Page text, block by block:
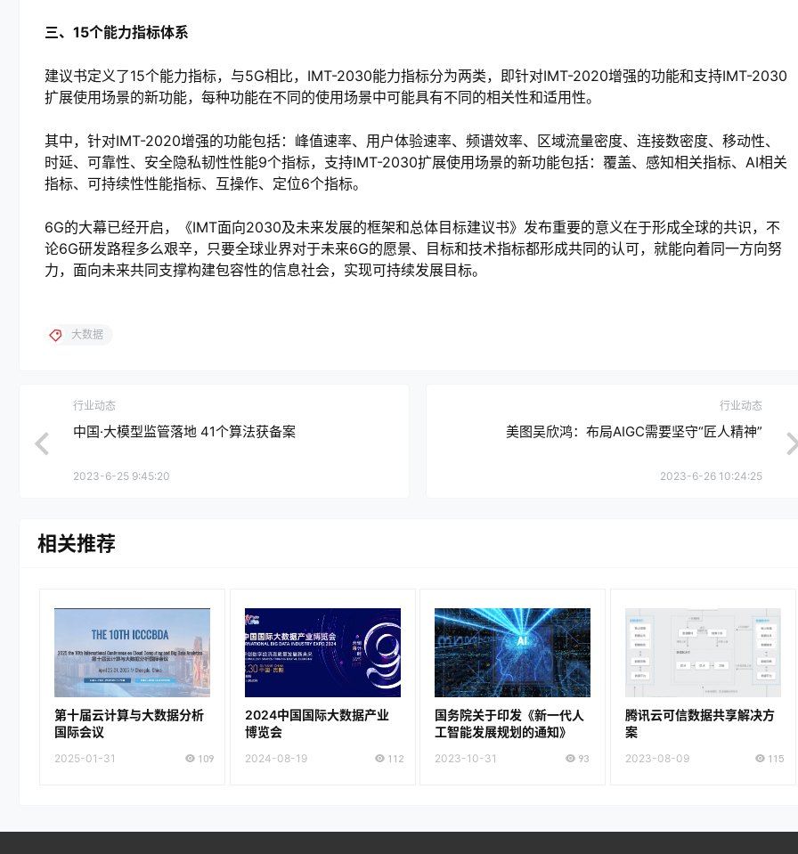
三、15个能力指标体系
建议书定义了15个能力指标，与5G相比，IMT-2030能力指标分为两类，即针对IMT-2020增强的功能和支持IMT-2030
扩展使用场景的新功能，每种功能在不同的使用场景中可能具有不同的相关性和适用性。
其中，针对IMT-2020增强的功能包括：峰值速率、用户体验速率、频谱效率、区域流量密度、连接数密度、移动性、
时延、可靠性、安全隐私韧性性能9个指标，支持IMT-2030扩展使用场景的新功能包括：覆盖、感知相关指标、AI相关
指标、可持续性性能指标、互操作、定位6个指标。
6G的大幕已经开启，《IMT面向2030及未来发展的框架和总体目标建议书》发布重要的意义在于形成全球的共识，不
论6G研发路程多么艰辛，只要全球业界对于未来6G的愿景、目标和技术指标都形成共同的认可，就能向着同一方向努
力，面向未来共同支撑构建包容性的信息社会，实现可持续发展目标。
大数据
行业动态
中国·大模型监管落地 41个算法获备案
2023-6-25 9:45:20
行业动态
美图吴欣鸿：布局AIGC需要坚守“匠人精神”
2023-6-26 10:24:25
相关推荐
第十届云计算与大数据分析
国际会议
2025-01-31 109
2024中国国际大数据产业
博览会
2024-08-19 112
国务院关于印发《新一代人
工智能发展规划的通知》
2023-10-31 93
腾讯云可信数据共享解决方
案
2023-08-09 115